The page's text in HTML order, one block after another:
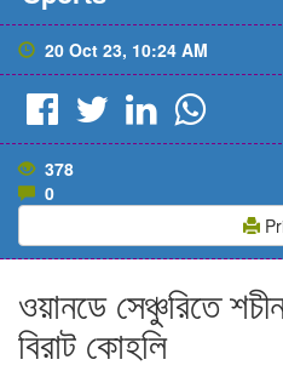
20 Oct 23, 10:24 AM
378
0
ওয়ানডে সেঞ্চুরিতে
বিরাট কোহলি